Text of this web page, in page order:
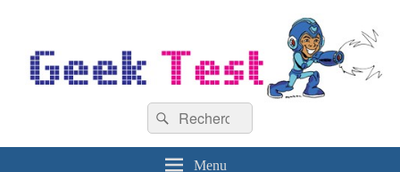
Recherche :
Rechercher
Menu